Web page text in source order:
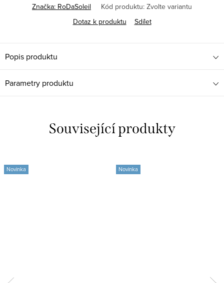
Značka: RoDaSoleil Kód produktu: Zvolte variantu
Dotaz k produktu
Sdílet
Popis produktu
Parametry produktu
Související produkty
Novinka Novinka